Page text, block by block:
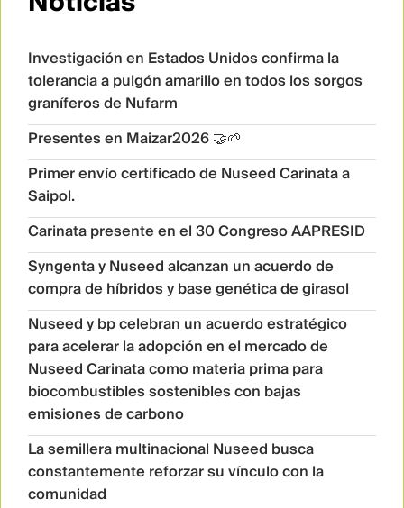
Investigación en Estados Unidos confirma la
tolerancia a pulgón amarillo en todos los sorgos
graníferos de Nufarm
Presentes en Maizar2026 🤝🌱
Primer envío certificado de Nuseed Carinata a
Saipol.
Carinata presente en el 30 Congreso AAPRESID
Syngenta y Nuseed alcanzan un acuerdo de
compra de híbridos y base genética de girasol
Nuseed y bp celebran un acuerdo estratégico
para acelerar la adopción en el mercado de
Nuseed Carinata como materia prima para
biocombustibles sostenibles con bajas
emisiones de carbono
La semillera multinacional Nuseed busca
constantemente reforzar su vínculo con la
comunidad